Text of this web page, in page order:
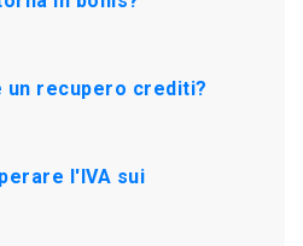
un recupero crediti?
l'IVA sui